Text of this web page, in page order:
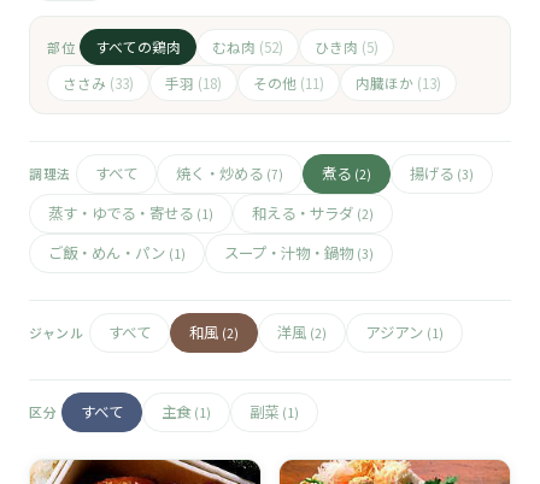
部位 すべての鶏肉 むね肉 (52) ひき肉 (5)
ささみ (33) 手羽 (18) その他 (11) 内臓ほか (13)
調理法 すべて 焼く・炒める (7) 煮る (2) 揚げる (3)
蒸す・ゆでる・寄せる (1) 和える・サラダ (2)
ご飯・めん・パン (1) スープ・汁物・鍋物 (3)
ジャンル すべて 和風 (2) 洋風 (2) アジアン (1)
区分 すべて 主食 (1) 副菜 (1)